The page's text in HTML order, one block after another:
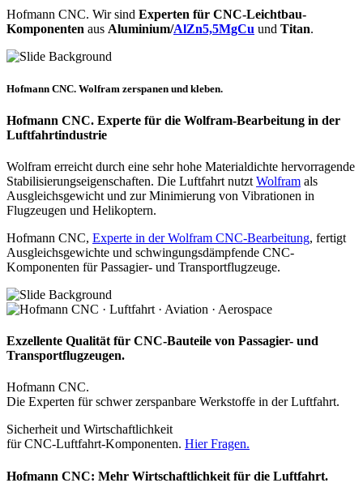
Hofmann CNC. Wir sind Experten für CNC-Leichtbau-
Komponenten aus Aluminium/AlZn5,5MgCu und Titan.
Hofmann CNC. Wolfram zerspanen und kleben.
Hofmann CNC. Experte für die Wolfram-Bearbeitung in der
Luftfahrtindustrie
Wolfram erreicht durch eine sehr hohe Materialdichte hervorragende
Stabilisierungseigenschaften. Die Luftfahrt nutzt Wolfram als
Ausgleichsgewicht und zur Minimierung von Vibrationen in
Flugzeugen und Helikoptern.
Hofmann CNC, Experte in der Wolfram CNC-Bearbeitung, fertigt
Ausgleichsgewichte und schwingungsdämpfende CNC-
Komponenten für Passagier- und Transportflugzeuge.
Exzellente Qualität für CNC-Bauteile von Passagier- und
Transportflugzeugen.
Hofmann CNC.
Die Experten für schwer zerspanbare Werkstoffe in der Luftfahrt.
Sicherheit und Wirtschaftlichkeit
für CNC-Luftfahrt-Komponenten. Hier Fragen.
Hofmann CNC: Mehr Wirtschaftlichkeit für die Luftfahrt.